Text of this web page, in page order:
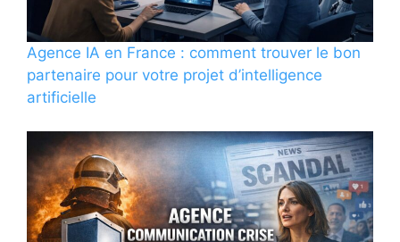
Agence IA en France : comment trouver le bon
partenaire pour votre projet d’intelligence
artificielle